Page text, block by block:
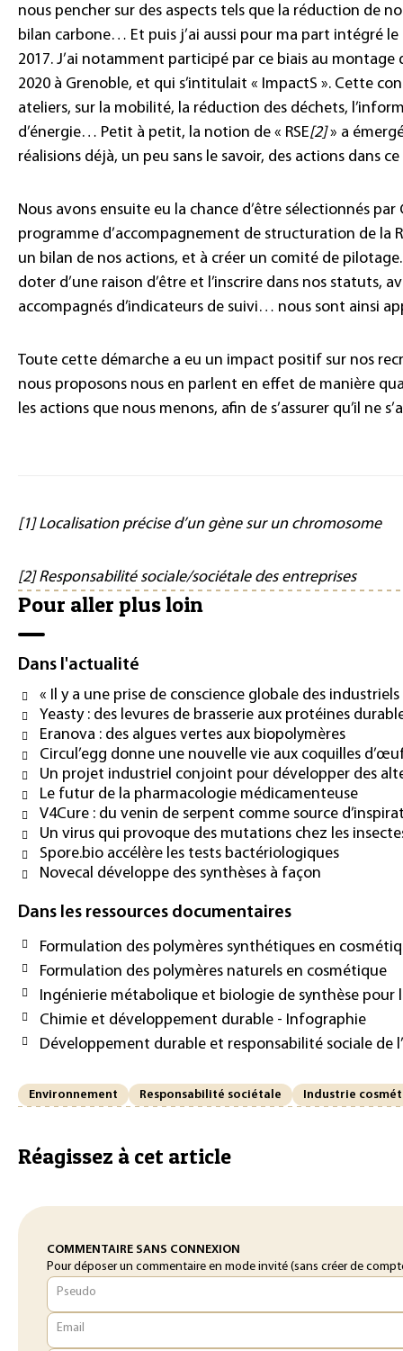
nous pencher sur des aspects tels que la réduction de
bilan carbone… Et puis j’ai aussi pour ma part intégré le
2017. J’ai notamment participé par ce biais au
2020 à Grenoble, et qui s’intitulait « ImpactS ». Cette
ateliers, sur la mobilité, la réduction des déchets,
d’énergie… Petit à petit, la notion de « RSE[2]» a
réalisions déjà, un peu sans le savoir, des actions dans
Nous avons ensuite eu la chance d’être sélectionnés
programme d’accompagnement de structuration de la
un bilan de nos actions, et à créer un comité de
doter d’une raison d’être et l’inscrire dans nos statuts,
accompagnés d’indicateurs de suivi… nous sont ainsi
Toute cette démarche a eu un impact positif sur nos
nous proposons nous en parlent en effet de manière
les actions que nous menons, afin de s’assurer qu’il ne
[1] Localisation précise d’un gène sur un chromosome
[2] Responsabilité sociale/sociétale des entreprises
Pour aller plus loin
Dans l'actualité
« Il y a une prise de conscience globale des industriels
Yeasty : des levures de brasserie aux protéines
Eranova : des algues vertes aux biopolymères
Circul’egg donne une nouvelle vie aux coquilles
Un projet industriel conjoint pour développer des
Le futur de la pharmacologie médicamenteuse
V4Cure : du venin de serpent comme source
Un virus qui provoque des mutations chez les
Spore.bio accélère les tests bactériologiques
Novecal développe des synthèses à façon
Dans les ressources documentaires
Formulation des polymères synthétiques en
Formulation des polymères naturels en cosmétique
Ingénierie métabolique et biologie de synthèse pour
Chimie et développement durable - Infographie
Développement durable et responsabilité sociale de
Environnement Responsabilité sociétale Industrie
Réagissez à cet article
COMMENTAIRE SANS CONNEXION
Pour déposer un commentaire en mode invité (sans créer de
Pseudo
Email